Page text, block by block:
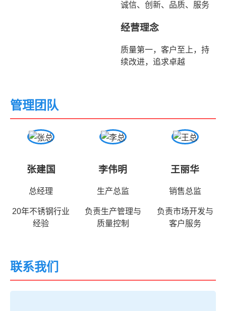
诚信、创新、品质、服务
经营理念
质量第一，客户至上，持
续改进，追求卓越
管理团队
张建国
总经理
20年不锈钢行业
经验
李伟明
生产总监
负责生产管理与
质量控制
王丽华
销售总监
负责市场开发与
客户服务
联系我们